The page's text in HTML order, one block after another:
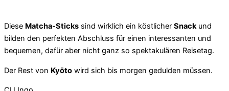
Diese Matcha-Sticks sind wirklich ein köstlicher Snackund
bilden den perfekten Abschluss für einen interessanten und
bequemen, dafür aber nicht ganz so spektakulären Reisetag.
Der Rest von Kyōto wird sich bis morgen gedulden müssen.